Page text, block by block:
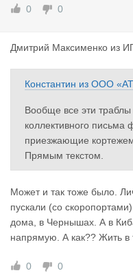
0 0
Дмитрий Максименко из
Константин из ООО
Вообще все эти
коллективного письма
приезжающие
Прямым текстом.
Может и так тоже было.
пускали (со
дома, в Чернышах. А в
напрямую. А как?? Жить в
0 0